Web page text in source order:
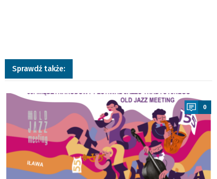
Sprawdź także:
a
0